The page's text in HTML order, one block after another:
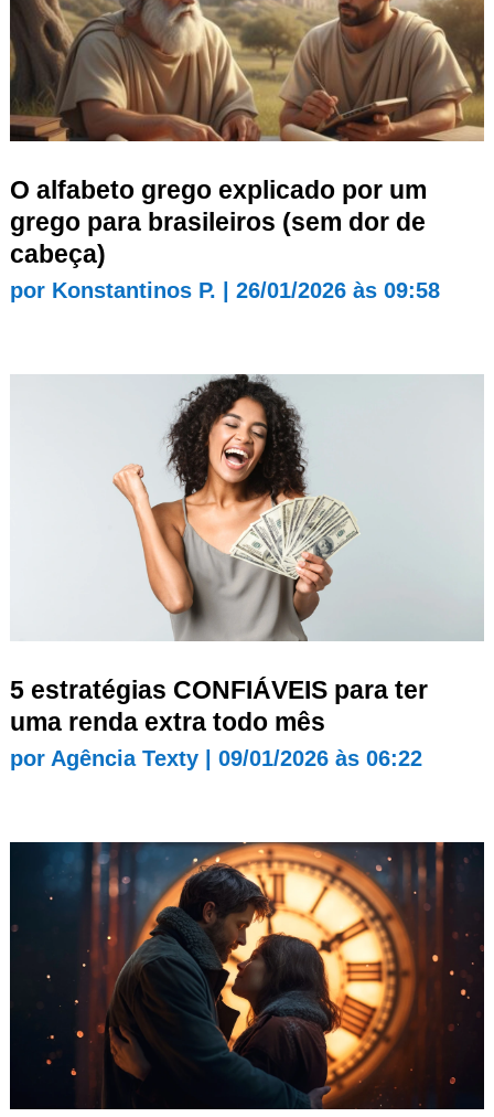
O alfabeto grego explicado por um
grego para brasileiros (sem dor de
cabeça)
por Konstantinos P. 26/01/2026 às 09:58
5 estratégias CONFIÁVEIS para ter
uma renda extra todo mês
por Agência Texty| 09/01/2026 às 06:22